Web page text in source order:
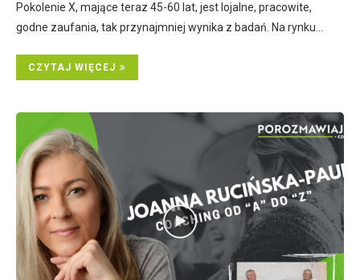
Pokolenie X, mające teraz 45-60 lat, jest lojalne, pracowite,
godne zaufania, tak przynajmniej wynika z badań. Na rynku…
CZYTAJ WIĘCEJ